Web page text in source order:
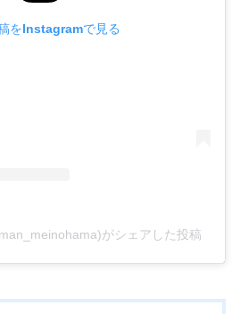
をInstagramで見る
がシェアした投稿